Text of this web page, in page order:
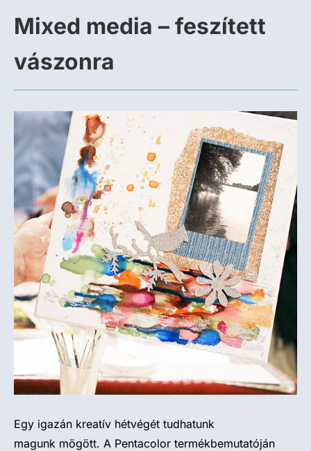
Mixed media – feszített
vászonra
Egy igazán kreatív hétvégét tudhatunk
magunk mögött. A Pentacolor termékbemutatóján